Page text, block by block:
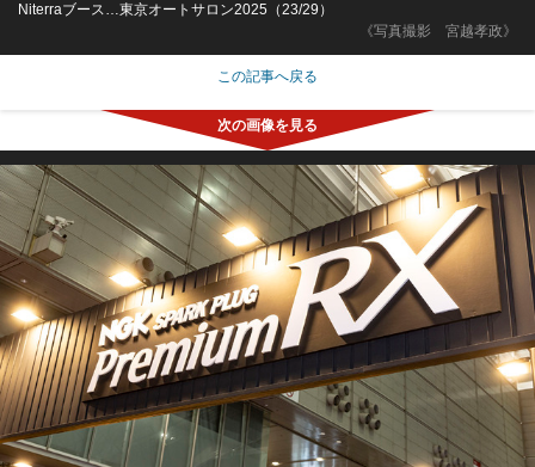
《写真撮影 宮越孝政》
Niterraブース…東京オートサロン2025（23/29）
この記事へ戻る